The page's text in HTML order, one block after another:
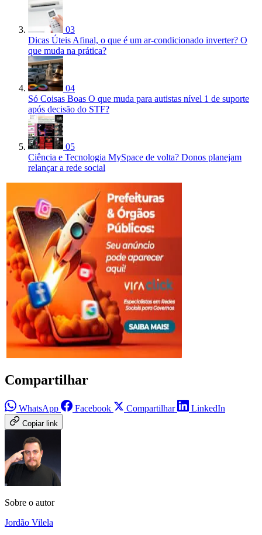
03
Dicas ÚteisAfinal, o que é um ar-condicionado inverter? O
que muda na prática?
04
Só Coisas Boas O que muda para autistas nível 1 de suporte
após decisão do STF?
05
Ciência e Tecnologia MySpace de volta? Donos planejam
relançar a rede social
Compartilhar
WhatsApp Facebook Compartilhar LinkedIn
Copiar link
Sobre o autor
Jordão Vilela